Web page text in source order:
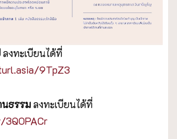
ลงทะเบียนได้ที่
9TpZ3
นธรรมลงทะเบียนได้ที่